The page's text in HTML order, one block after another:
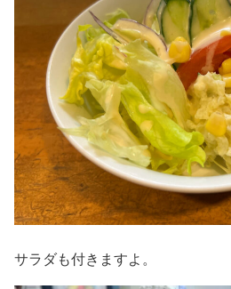
サラダも付きますよ。